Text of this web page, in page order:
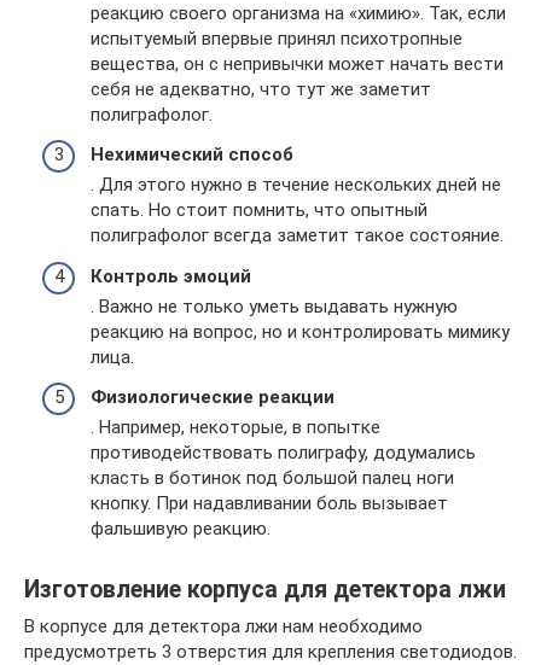
реакцию своего организма на «химию». Так, если
испытуемый впервые принял психотропные
вещества, он с непривычки может начать вести
себя не адекватно, что тут же заметит
полиграфолог.
Нехимический способ
. Для этого нужно в течение нескольких дней не
спать. Но стоит помнить, что опытный
полиграфолог всегда заметит такое состояние.
Контроль эмоций
. Важно не только уметь выдавать нужную
реакцию на вопрос, но и контролировать мимику
лица.
Физиологические реакции
. Например, некоторые, в попытке
противодействовать полиграфу, додумались
класть в ботинок под большой палец ноги
кнопку. При надавливании боль вызывает
фальшивую реакцию.
Изготовление корпуса для детектора лжи
В корпусе для детектора лжи нам необходимо
предусмотреть 3 отверстия для крепления светодиодов.